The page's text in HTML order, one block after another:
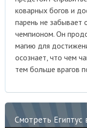
коварных богов и
парень не забывает
чемпионом. Он
магию для
осознает, что чем
тем больше врагов
Смотреть Египтус